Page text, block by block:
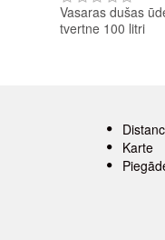
Vasaras dušas
tvertne 100 litri
Karte